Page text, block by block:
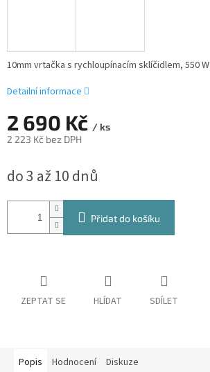
2 690 Kč / ks
2 223 Kč bez DPH
cena:
do 3 až 10 dnů
Přidat do košíku
10mm vrtačka s rychloupínacím sklíčidlem, 550 W
Detailní informace
ZEPTAT SE HLÍDAT SDÍLET
Popis Hodnocení Diskuze